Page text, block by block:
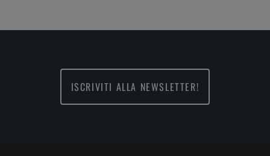
ISCRIVITI ALLA NEWSLETTER!